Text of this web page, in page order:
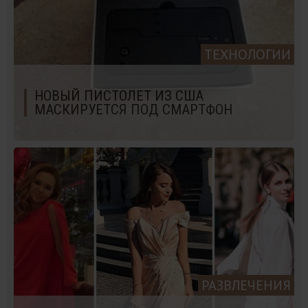
ТЕХНОЛОГИИ
НОВЫЙ ПИСТОЛЕТ ИЗ США
МАСКИРУЕТСЯ ПОД СМАРТФОН
РАЗВЛЕЧЕНИЯ